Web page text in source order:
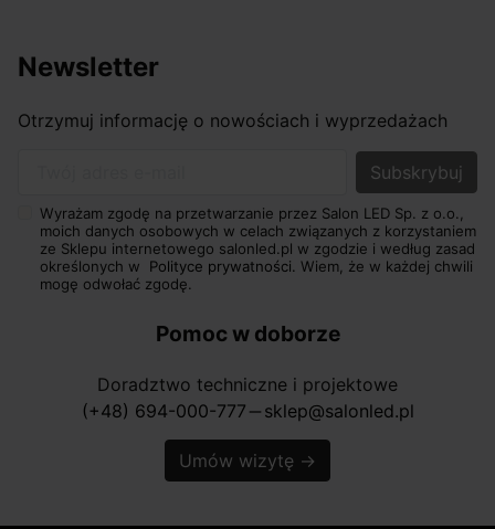
Newsletter
Otrzymuj informację o nowościach i wyprzedażach
Wyrażam zgodę na przetwarzanie przez Salon LED Sp. z o.o.,
moich danych osobowych w celach związanych z korzystaniem
ze Sklepu internetowego salonled.pl w zgodzie i według zasad
określonych w Polityce prywatności. Wiem, że w każdej chwili
mogę odwołać zgodę.
Pomoc w doborze
Doradztwo techniczne i projektowe
(+48) 694-000-777 horizontal_rule sklep@salonled.pl
Umów wizytę →